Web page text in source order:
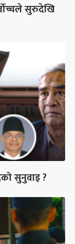
सुरुदेखि
सुनुवाइ ?